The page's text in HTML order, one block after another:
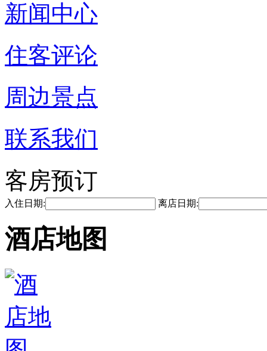
新闻中心
住客评论
周边景点
联系我们
客房预订
入住日期: 离店日期:
酒店地图